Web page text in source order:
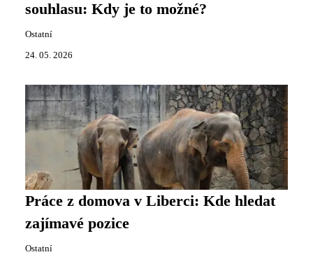
souhlasu: Kdy je to možné?
Ostatní
24. 05. 2026
Práce z domova v Liberci: Kde hledat
zajímavé pozice
Ostatní